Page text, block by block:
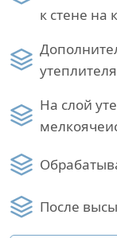
к стене на
На слой
После